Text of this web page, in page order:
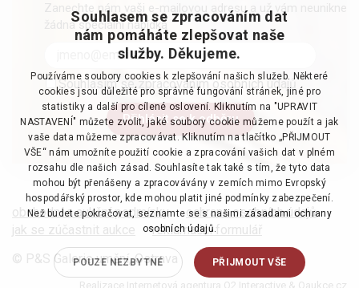
Zanechte nám vaši e-mailovou adresu a už vám neunikne
žádná speciální nabídka
Souhlasím se zpracováním osobních údajů
obchodní a aukční podmínky · ochrana osobních údajů ·
jak se zúčastnit aukce · reklamační formulář
© P&S Galerie umění, Ostrava
Realizace Internetová agentura Q2 Interactive & Qaukce.cz
Souhlasem se zpracováním dat
nám pomáháte zlepšovat naše
služby. Děkujeme.
Používáme soubory cookies k zlepšování našich služeb. Některé
cookies jsou důležité pro správné fungování stránek, jiné pro
statistiky a další pro cílené oslovení. Kliknutím na "UPRAVIT
NASTAVENÍ" můžete zvolit, jaké soubory cookie můžeme použít a jak
vaše data můžeme zpracovávat. Kliknutím na tlačítko „PŘIJMOUT
VŠE“ nám umožníte použití cookie a zpracování vašich dat v plném
rozsahu dle našich zásad. Souhlasíte tak také s tím, že tyto data
mohou být přenášeny a zpracovávány v zemích mimo Evropský
hospodářský prostor, kde mohou platit jiné podmínky zabezpečení.
Než budete pokračovat, seznamte se s našimizásadami ochrany
osobních údajů.
PŘIJMOUT VŠE
POUZE NEZBYTNÉ